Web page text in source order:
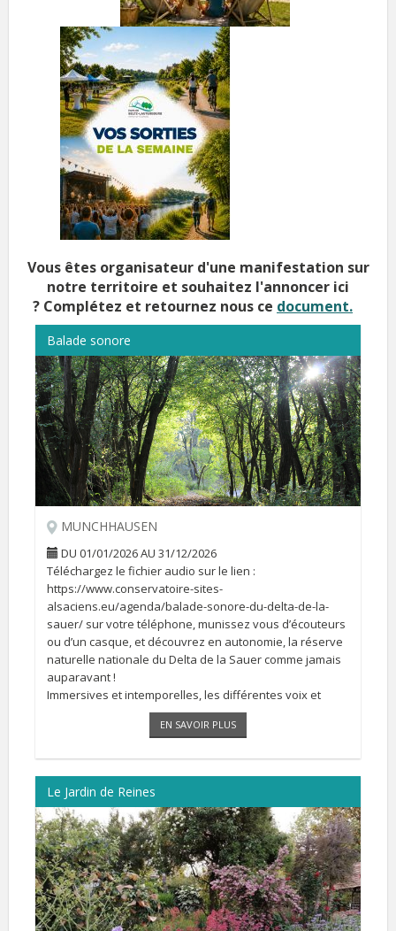
Vous êtes organisateur d'une manifestation sur
notre territoire et souhaitez l'annoncer ici
? Complétez et retournez nous ce document.
Balade sonore
MUNCHHAUSEN
DU 01/01/2026 AU 31/12/2026
Téléchargez le fichier audio sur le lien :
https://www.conservatoire-sites-
alsaciens.eu/agenda/balade-sonore-du-delta-de-la-
sauer/ sur votre téléphone, munissez vous d’écouteurs
ou d’un casque, et découvrez en autonomie, la réserve
naturelle nationale du Delta de la Sauer comme jamais
auparavant !
Immersives et intemporelles, les différentes voix et
ambiances sonores vous feront voyager à travers les
saisons et les âges [...]EN SAVOIR PLUS
Le Jardin de Reines